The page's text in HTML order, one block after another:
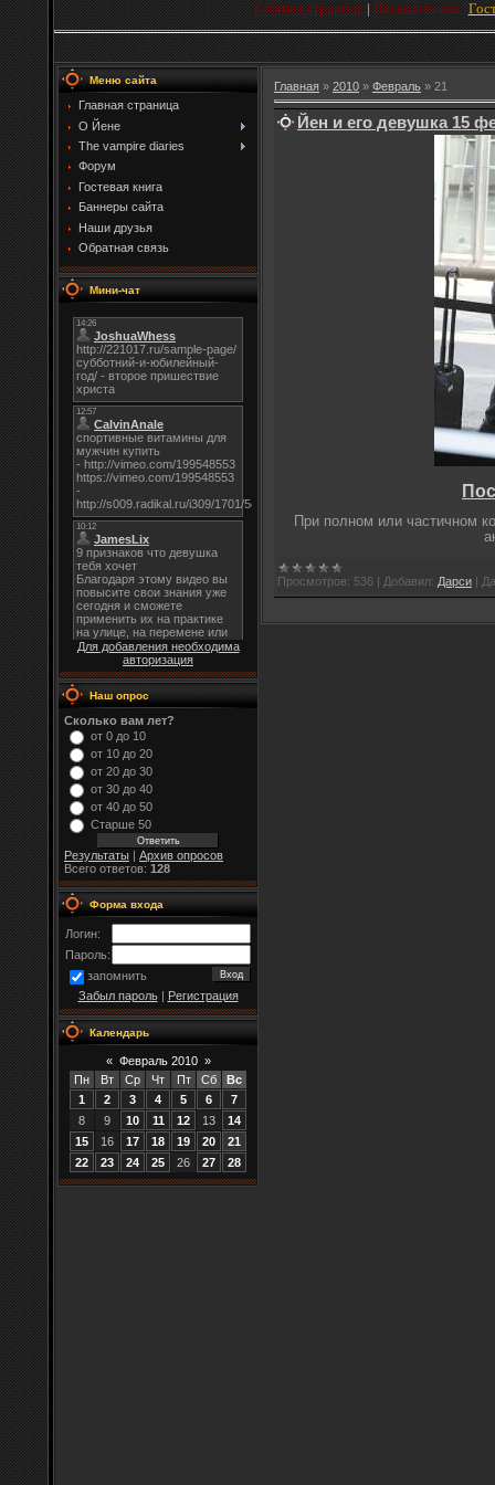
Главная страница | Вы вошли как "
Меню сайта
Главная страница
О Йене
The vampire diaries
Форум
Гостевая книга
Баннеры сайта
Наши друзья
Обратная связь
Мини-чат
Для добавления необходима
авторизация
Наш опрос
Сколько вам лет?
от 0 до 10
от 10 до 20
от 20 до 30
от 30 до 40
от 40 до 50
Старше 50
Результаты
Архив опросов
Всего ответов: 128
Форма входа
Логин:
Пароль:
запомнить
Забыл пароль| Регистрация
Календарь
« Февраль 2010 »
Пн
Вт Ср Чт Пт Сб
Вс
1
2 3 4 5 6
7
8
9 10 11 12 13
14
15
16 17 18 19 20
21
22
23 24 25 26 27 28
Главная » 2010 » Февраль » 21
Йен и его девушка 15
При полном или частичном
Просмотров: 536 Добавил: Дарси